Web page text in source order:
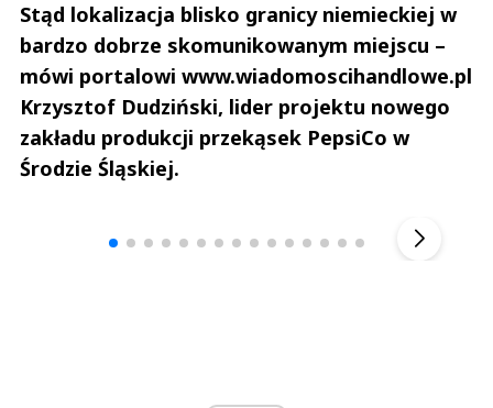
Stąd lokalizacja blisko granicy niemieckiej w
bardzo dobrze skomunikowanym miejscu –
mówi portalowi www.wiadomoscihandlowe.pl
Krzysztof Dudziński, lider projektu nowego
zakładu produkcji przekąsek PepsiCo w
Środzie Śląskiej.